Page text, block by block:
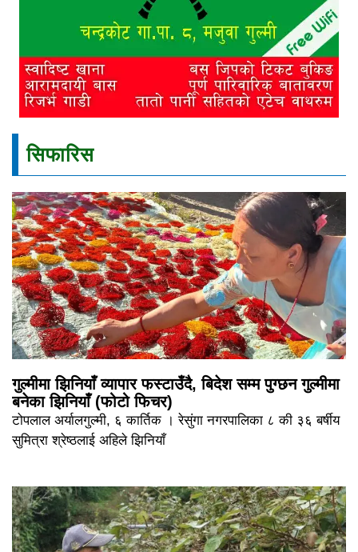
सिफारिस
गुल्मीमा झिनियाँ व्यापार फस्टाउँदै, बिदेश सम्म पुग्छन गुल्मीमा
बनेका झिनियाँ (फोटो फिचर)
टोपलाल अर्यालगुल्मी, ६ कार्तिक । रेसुंगा नगरपालिका ८ की ३६ बर्षीय
सुमित्रा श्रेष्ठलाई अहिले झिनियाँ